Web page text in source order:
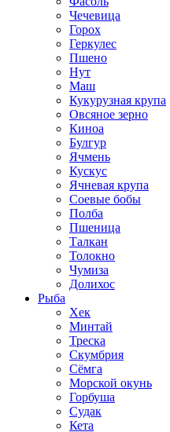
Чечевица
Горох
Геркулес
Пшено
Нут
Маш
Кукурузная крупа
Овсяное зерно
Киноа
Булгур
Ячмень
Кускус
Ячневая крупа
Соевые бобы
Полба
Пшеница
Талкан
Толокно
Чумиза
Долихос
Рыба
Хек
Минтай
Треска
Скумбрия
Сёмга
Морской окунь
Горбуша
Судак
Кета